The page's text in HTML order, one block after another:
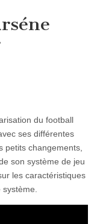
du football
ses différentes
petits changements,
son système de jeu
les caractéristiques